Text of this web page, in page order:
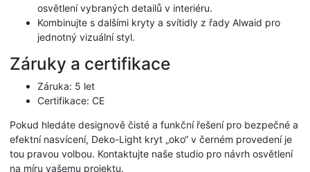
osvětlení vybraných detailů v interiéru.
Kombinujte s dalšími kryty a svítidly z řady Alwaid pro
jednotný vizuální styl.
Záruky a certifikace
Záruka: 5 let
Certifikace: CE
Pokud hledáte designově čisté a funkční řešení pro bezpečné a
efektní nasvícení, Deko-Light kryt „oko“ v černém provedení je
tou pravou volbou. Kontaktujte naše studio pro návrh osvětlení
na míru vašemu projektu.